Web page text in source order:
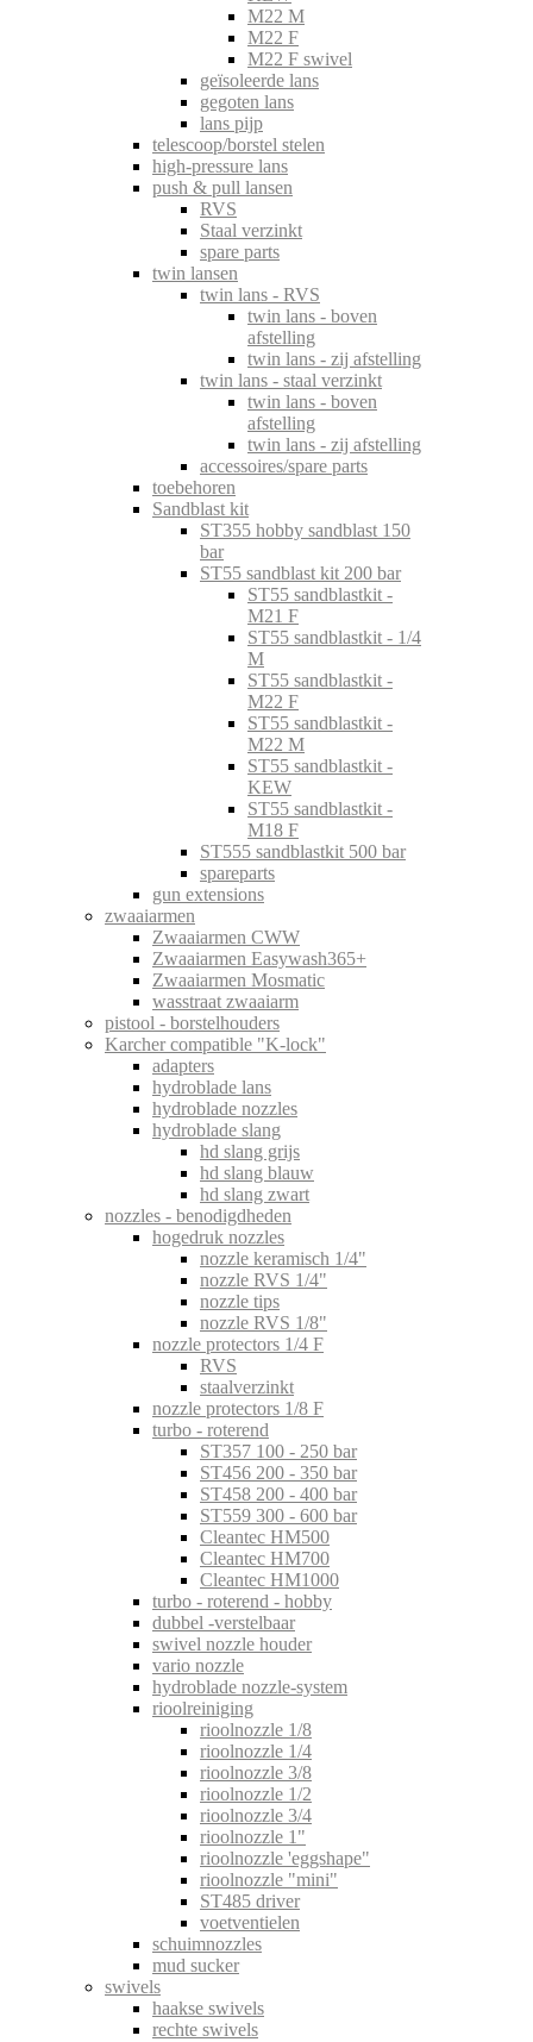
M22 M
M22 F
M22 F swivel
geïsoleerde lans
gegoten lans
lans pijp
telescoop/borstel stelen
high-pressure lans
push & pull lansen
RVS
Staal verzinkt
spare parts
twin lansen
twin lans - RVS
twin lans - boven
afstelling
twin lans - zij afstelling
twin lans - staal verzinkt
twin lans - boven
afstelling
twin lans - zij afstelling
accessoires/spare parts
toebehoren
Sandblast kit
ST355 hobby sandblast 150
bar
ST55 sandblast kit 200 bar
ST55 sandblastkit -
M21 F
ST55 sandblastkit - 1/4
M
ST55 sandblastkit -
M22 F
ST55 sandblastkit -
M22 M
ST55 sandblastkit -
KEW
ST55 sandblastkit -
M18 F
ST555 sandblastkit 500 bar
spareparts
gun extensions
zwaaiarmen
Zwaaiarmen CWW
Zwaaiarmen Easywash365+
Zwaaiarmen Mosmatic
wasstraat zwaaiarm
pistool - borstelhouders
Karcher compatible "K-lock"
adapters
hydroblade lans
hydroblade nozzles
hydroblade slang
hd slang grijs
hd slang blauw
hd slang zwart
nozzles - benodigdheden
hogedruk nozzles
nozzle keramisch 1/4"
nozzle RVS 1/4"
nozzle tips
nozzle RVS 1/8"
nozzle protectors 1/4 F
RVS
staalverzinkt
nozzle protectors 1/8 F
turbo - roterend
ST357 100 - 250 bar
ST456 200 - 350 bar
ST458 200 - 400 bar
ST559 300 - 600 bar
Cleantec HM500
Cleantec HM700
Cleantec HM1000
turbo - roterend - hobby
dubbel -verstelbaar
swivel nozzle houder
vario nozzle
hydroblade nozzle-system
rioolreiniging
rioolnozzle 1/8
rioolnozzle 1/4
rioolnozzle 3/8
rioolnozzle 1/2
rioolnozzle 3/4
rioolnozzle 1"
rioolnozzle 'eggshape"
rioolnozzle "mini"
ST485 driver
voetventielen
schuimnozzles
mud sucker
swivels
haakse swivels
rechte swivels